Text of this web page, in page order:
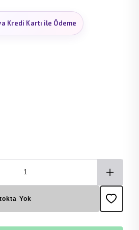
Kredi Kartı ile Ödeme
Yok